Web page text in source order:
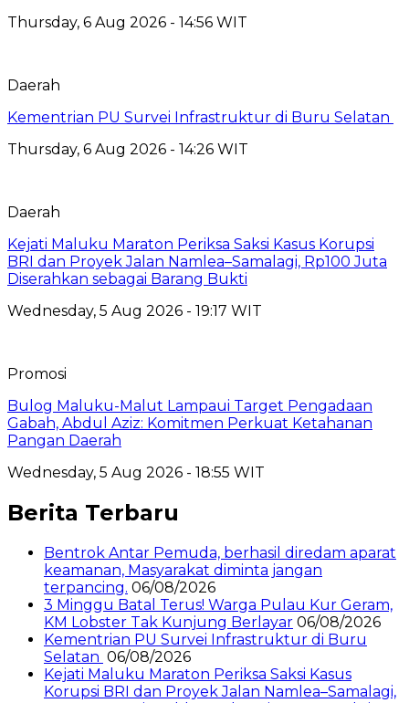
Thursday, 6 Aug 2026 - 14:56 WIT
Daerah
Kementrian PU Survei Infrastruktur di Buru Selatan
Thursday, 6 Aug 2026 - 14:26 WIT
Daerah
Kejati Maluku Maraton Periksa Saksi Kasus Korupsi
BRI dan Proyek Jalan Namlea–Samalagi, Rp100 Juta
Diserahkan sebagai Barang Bukti
Wednesday, 5 Aug 2026 - 19:17 WIT
Promosi
Bulog Maluku-Malut Lampaui Target Pengadaan
Gabah, Abdul Aziz: Komitmen Perkuat Ketahanan
Pangan Daerah
Wednesday, 5 Aug 2026 - 18:55 WIT
Berita Terbaru
Bentrok Antar Pemuda, berhasil diredam aparat
keamanan, Masyarakat diminta jangan
terpancing. 06/08/2026
3 Minggu Batal Terus! Warga Pulau Kur Geram,
KM Lobster Tak Kunjung Berlayar 06/08/2026
Kementrian PU Survei Infrastruktur di Buru
Selatan 06/08/2026
Kejati Maluku Maraton Periksa Saksi Kasus
Korupsi BRI dan Proyek Jalan Namlea–Samalagi,